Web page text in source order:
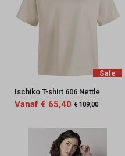
Sale
Ischiko T-shirt 606 Nettle
Vanaf € 65,40 € 109,00